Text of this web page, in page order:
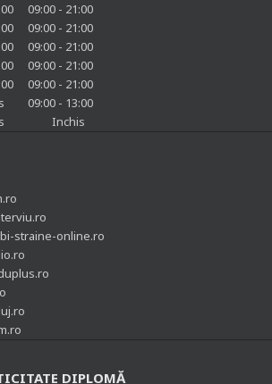
09:00 - 21:00
09:00 - 21:00
09:00 - 21:00
09:00 - 21:00
09:00 - 21:00
09:00 - 13:00
Inchis
straine-online.ro
DIPLOMĂ